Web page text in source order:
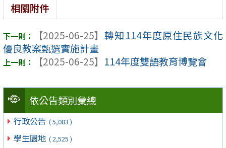
依公告類別彙總
行政公告 ( 5,083 )
學生園地 ( 2,525 )
相關附件
【2025-06-25】 轉知114年度原住民族文化
優良教案甄選實施計畫
【2025-06-25】 114年度雙語教育博覽會